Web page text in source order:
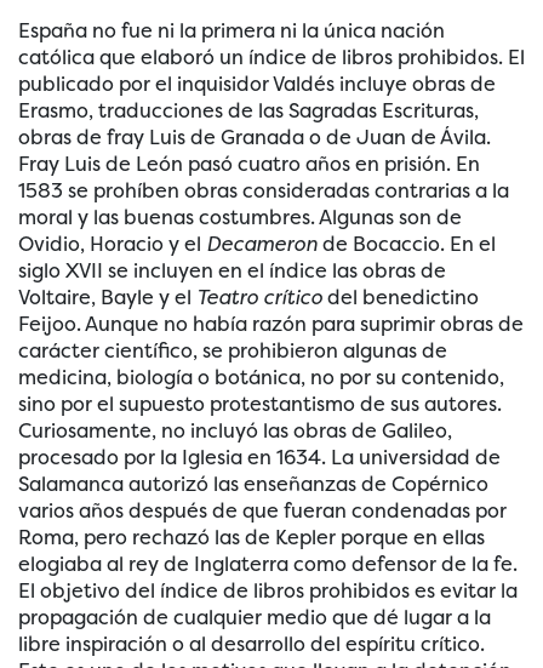
España no fue ni la primera ni la única nación
católica que elaboró un índice de libros prohibidos. El
publicado por el inquisidor Valdés incluye obras de
Erasmo, traducciones de las Sagradas Escrituras,
obras de fray Luis de Granada o de Juan de Ávila.
Fray Luis de León pasó cuatro años en prisión. En
1583 se prohíben obras consideradas contrarias a la
moral y las buenas costumbres. Algunas son de
Ovidio, Horacio y el Decameronde Bocaccio. En el
siglo XVII se incluyen en el índice las obras de
Voltaire, Bayle y el Teatro críticodel benedictino
Feijoo. Aunque no había razón para suprimir obras de
carácter científico, se prohibieron algunas de
medicina, biología o botánica, no por su contenido,
sino por el supuesto protestantismo de sus autores.
Curiosamente, no incluyó las obras de Galileo,
procesado por la Iglesia en 1634. La universidad de
Salamanca autorizó las enseñanzas de Copérnico
varios años después de que fueran condenadas por
Roma, pero rechazó las de Kepler porque en ellas
elogiaba al rey de Inglaterra como defensor de la fe.
El objetivo del índice de libros prohibidos es evitar la
propagación de cualquier medio que dé lugar a la
libre inspiración o al desarrollo del espíritu crítico.